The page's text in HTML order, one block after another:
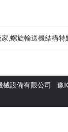
,螺旋輸送機結構特
械設備有限公司 豫